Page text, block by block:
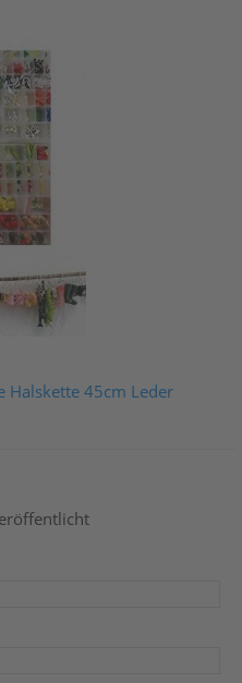
Halskette 45cm Leder